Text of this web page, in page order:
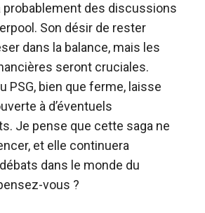
probablement des discussions
Son désir de rester
dans la balance, mais les
seront cruciales.
PSG, bien que ferme, laisse
à d’éventuels
Je pense que cette saga ne
et elle continuera
dans le monde du
vous ?